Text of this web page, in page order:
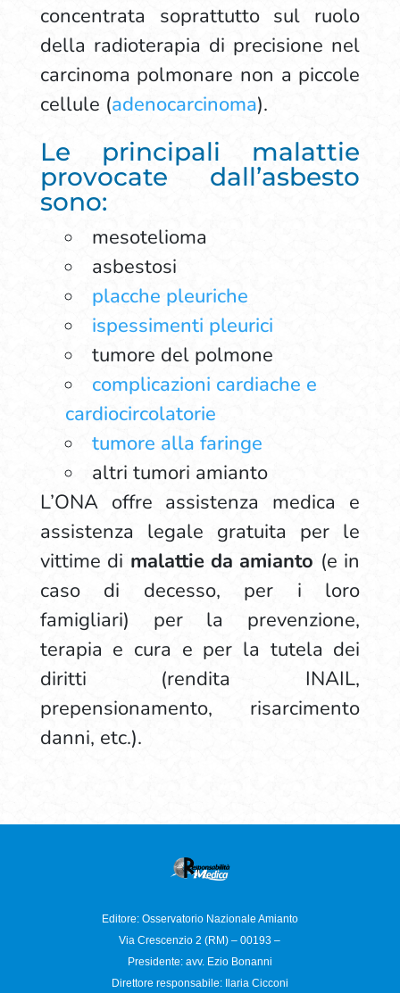
concentrata soprattutto sul ruolo
della radioterapia di precisione nel
carcinoma polmonare non a piccole
cellule (adenocarcinoma).
Le principali malattie
provocate dall’asbesto
sono:
mesotelioma
asbestosi
placche pleuriche
ispessimenti pleurici
tumore del polmone
complicazioni cardiache e
cardiocircolatorie
tumore alla faringe
altri tumori amianto
L’ONA offre assistenza medica e
assistenza legale gratuita per le
vittime di malattie da amianto (e in
caso di decesso, per i loro
famigliari) per la prevenzione,
terapia e cura e per la tutela dei
diritti (rendita INAIL,
prepensionamento, risarcimento
danni, etc.).
Editore: Osservatorio Nazionale Amianto
Via Crescenzio 2 (RM) – 00193 –
Presidente: avv. Ezio Bonanni
Direttore responsabile:
Ilaria Cicconi